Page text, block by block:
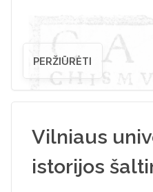
PERŽIŪRĖTI
Vilniaus
istorijos